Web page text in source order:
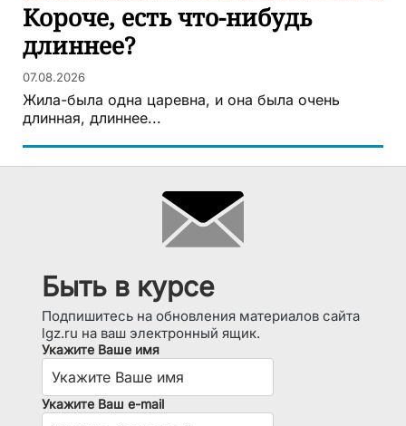
Короче, есть что-нибудь
длиннее?
07.08.2026
Жила-была одна царевна, и она была очень
длинная, длиннее...
Быть в курсе
Подпишитесь на обновления материалов сайта
lgz.ru на ваш электронный ящик.
Укажите Ваше имя
Укажите Ваш e-mail